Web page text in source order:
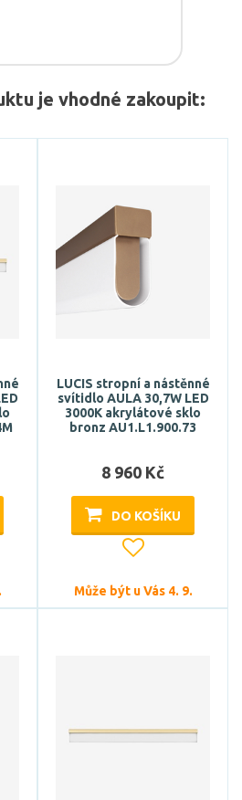
je vhodné zakoupit:
LUCIS stropní a nástěnné
svítidlo AULA 30,7W LED
3000K akrylátové sklo
bronz AU1.L1.900.73
8 960 Kč
DO KOŠÍKU
Může být u Vás 4. 9.